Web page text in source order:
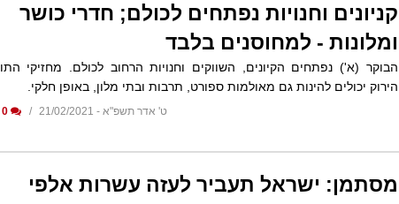
קניונים וחנויות נפתחים לכולם; חדרי כושר
ומלונות - למחוסנים בלבד
הבוקר (א') נפתחים הקיונים, השווקים וחנויות הרחוב לכולם. מחזיקי התו
הירוק יכולים להינות גם מאולמות ספורט, תרבות ובתי מלון, באופן חלקי.
ט' אדר תשפ"א - 21/02/2021 0
מסתמן: ישראל תעביר לעזה עשרות אלפי